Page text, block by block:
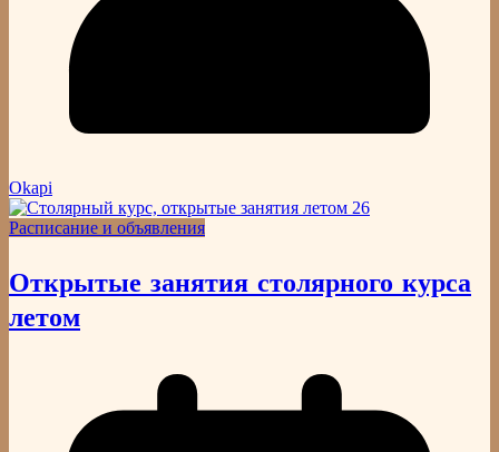
Okapi
Расписание и объявления
Открытые занятия столярного курса
летом